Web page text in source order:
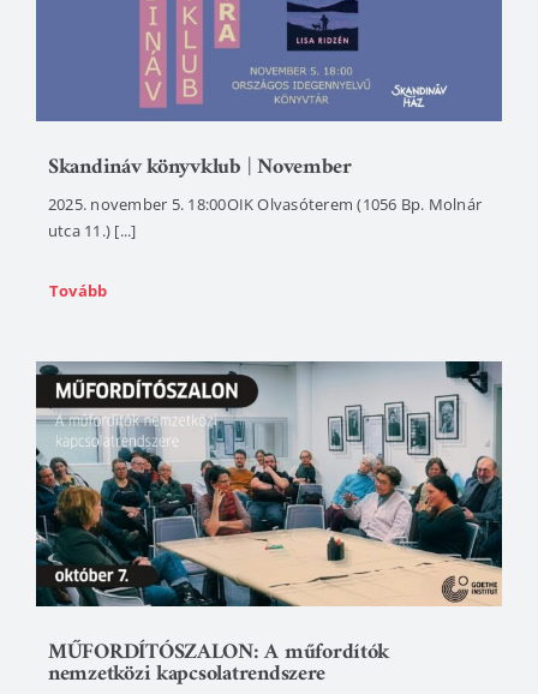
Skandináv könyvklub | November
2025. november 5. 18:00OIK Olvasóterem (1056 Bp. Molnár
utca 11.) [...]
Tovább
MŰFORDÍTÓSZALON: A műfordítók
nemzetközi kapcsolatrendszere